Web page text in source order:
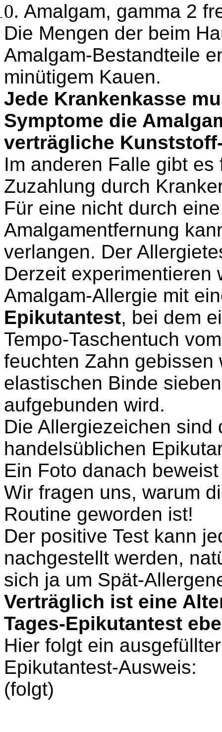
Amalgam, gamma 2
Die Mengen der beim
Amalgam-Bestandteile
minütigem Kauen.
Jede Krankenkasse
Symptome die
verträgliche
Im anderen Falle gibt
Zuzahlung durch
Für eine nicht durch
Amalgamentfernung
verlangen. Der
Derzeit experimentieren
Amalgam-Allergie mit
Epikutantest, bei dem
Tempo-Taschentuch
feuchten Zahn
elastischen Binde
aufgebunden wird.
Die Allergiezeichen
handelsüblichen
Ein Foto danach
Wir fragen uns, warum
Routine geworden ist!
Der positive Test kann
nachgestellt werden,
sich ja um Spät-
Verträglich ist eine
Tages-Epikutantest
Hier folgt ein
Epikutantest-Ausweis:
(folgt)